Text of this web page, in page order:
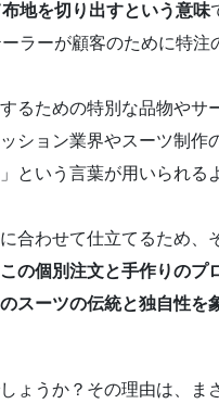
地を切り出すという意味
ラーが顧客のために特注
るための特別な品物やサ
ション業界やスーツ制作
という言葉が用いられる
合わせて仕立てるため、
この個別注文と手作りのプ
スーツの伝統と独自性を
ょうか？その理由は、ま